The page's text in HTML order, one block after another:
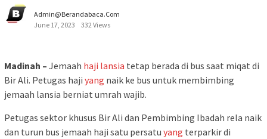
Admin@berandabaca.com
June 17, 2023
332 Views
Madinah – Jemaah haji lansia tetap berada di bus saat miqat di
Bir Ali. Petugas haji yang naik ke bus untuk membimbing
jemaah lansia berniat umrah wajib.
Petugas sektor khusus Bir Ali dan Pembimbing Ibadah rela naik
dan turun bus jemaah haji satu persatu yang terparkir di